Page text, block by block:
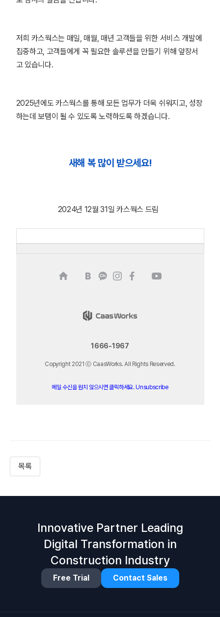
저희 카스웍스는 매일, 매월, 매년 고객들을 위한 서비스 개발에
집중하고, 고객들에게 꼭 필요한 솔루션을 만들기 위해 앞장서
고 있습니다.
2025년에도 카스웍스를 통해 모든 업무가 더욱 쉬워지고, 성장
하는데 보탬이 될 수 있도록 노력하도록 하겠습니다.
새해 복 많이 받으세요!
2024년 12월 31일 카스웍스 드림
1666-1967
Copyright 2021 ⓒ CaasWorks. All Rights Reserved.
메일 수신을 원치 않으시면 클릭하세요. Unsubscribe
목록
Innovative Partner Leading
Digital Transformation in
Construction Industry
Free Trial Contact Sales